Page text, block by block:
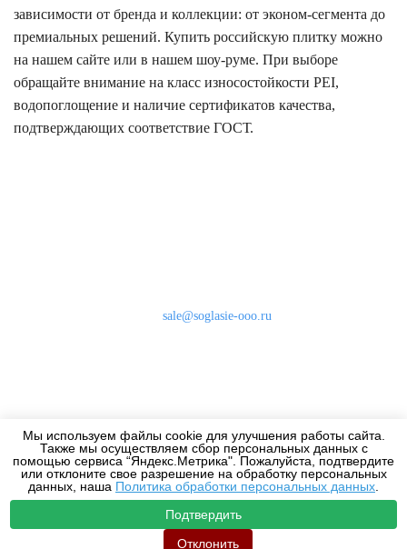
зависимости от бренда и коллекции: от эконом-сегмента до
премиальных решений. Купить российскую плитку можно
на нашем сайте или в нашем шоу-руме. При выборе
обращайте внимание на класс износостойкости PEI,
водопоглощение и наличие сертификатов качества,
подтверждающих соответствие ГОСТ.
Мы используем файлы cookie для улучшения работы сайта.
Также мы осуществляем сбор персональных данных с
помощью сервиса “Яндекс.Метрика". Пожалуйста, подтвердите
или отклоните свое разрешение на обработку персональных
данных, наша Политика обработки персональных данных
Подтвердить
Отклонить
sale@soglasie-ooo.ru
Дизайнерам
2010-2026 - Все права защищены.